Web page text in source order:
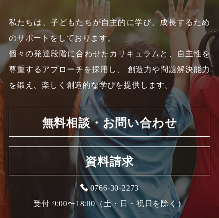
私たちは、子どもたちが自主的に学び、成長するため
のサポートをしております。
個々の発達段階に合わせたカリキュラムと、自主性を
尊重するアプローチを採用し、
創造力や問題解決能力
を鍛え、楽しく創造的な学びを提供します。
無料相談・お問い合わせ
資料請求
0766-30-2273
受付 9:00〜18:00（土・日・祝日を除く）